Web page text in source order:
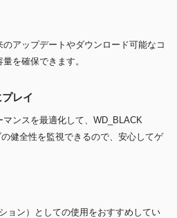
アップデートやダウンロード可能なコ
を確保できます。
レイ
ンスを最適化して、WD_BLACK
健全性を監視できるので、安心してゲ
ョン）としての使用をおすすめしてい